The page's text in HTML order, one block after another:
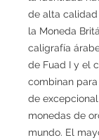
de alta calidad
la Moneda
caligrafía
de Fuad I y el
combinan
de
monedas de
mundo. El